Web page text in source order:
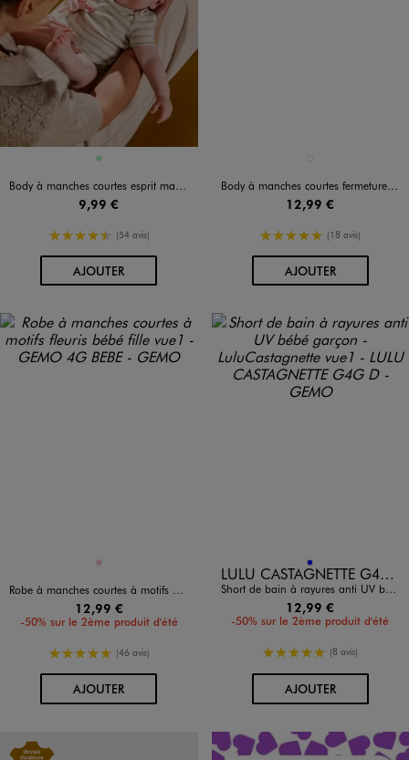
Disponible en 1 coloris
VERT CLAIR
Body à manches courtes esprit marin bébé (lot de 3)
9,99 €
4.5/5 de moyenne
(54 avis)
AJOUTERAU PANIER
Body à manches courtes fermeture croisée motifs fleuris bébé fille (lot de 3)
12,99 €
5/5 de moyenne
(18 avis)
AJOUTERAU PANIER
Disponible en 1 coloris
ROSE
Robe à manches courtes à motifs fleuris bébé fille
12,99 €
-50% sur le 2ème produit d'été
5/5 de moyenne
(46 avis)
AJOUTERAU PANIER
Disponible en 1 coloris
BLEU LULU CASTAGNETTE G4G D
Short de bain à rayures anti UV bébé garçon - LuluCastagnette
12,99 €
-50% sur le 2ème produit d'été
5/5 de moyenne
(8 avis)
AJOUTERAU PANIER